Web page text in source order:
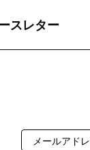
スレター